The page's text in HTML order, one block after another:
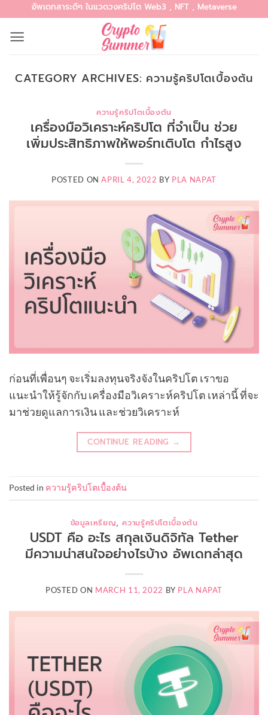
content
อัพเดทสาระดีๆ ในแวดวงคริปโต Web3 , NFT , Metaverse
CATEGORY ARCHIVES: ความรู้คริปโตเบื้องต้น
ความรู้คริปโตเบื้องต้น
เครื่องมือวิเคราะห์คริปโต ที่จำเป็น ช่วย
เพิ่มประสิทธิภาพให้พอร์ทเติบโต กำไรสูง
POSTED ONAPRIL 4, 2022 BY PLA NAPAT
ก่อนที่เพื่อนๆ จะเริ่มลงทุนจริงจังในคริปโต เราขอ
แนะนำให้รู้จักกับ เครื่องมือวิเคราะห์คริปโต เหล่านี้ ที่จะ
มาช่วยดูแลการเงิน และช่วยวิเคราะห์
CONTINUE READING →
Posted in ความรู้คริปโตเบื้องต้น
ข้อมูลเหรียญ,ความรู้คริปโตเบื้องต้น
USDT คือ อะไร สกุลเงินดิจิทัล Tether
มีความน่าสนใจอย่างไรบ้าง อัพเดทล่าสุด
POSTED ON MARCH 11, 2022 BY PLA NAPAT